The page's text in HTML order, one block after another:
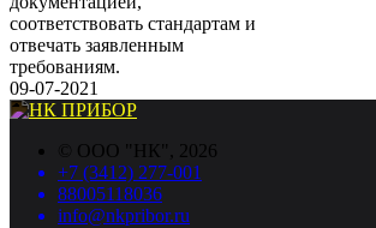
соответствовать стандартам и
отвечать заявленным
требованиям.
09-07-2021
© ООО "НК", 2026
+7 (3412) 277-001
88005118036
info@nkpribor.ru